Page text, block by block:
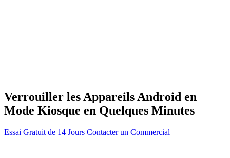
Verrouiller les Appareils Android en
Mode Kiosque en Quelques Minutes
Essai Gratuit de 14 Jours Contacter un Commercial